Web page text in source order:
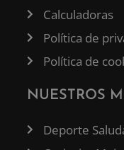
Calculadoras
Política de
Política de
NUESTROS
Deporte